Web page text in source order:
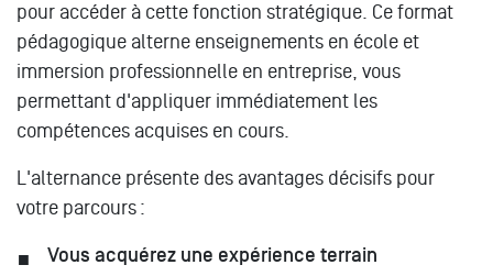
pour accéder à cette fonction stratégique. Ce format
pédagogique alterne enseignements en école et
immersion professionnelle en entreprise, vous
permettant d'appliquer immédiatement les
compétences acquises en cours.
L'alternance présente des avantages décisifs pour
votre parcours :
Vous acquérez une expérience terrain